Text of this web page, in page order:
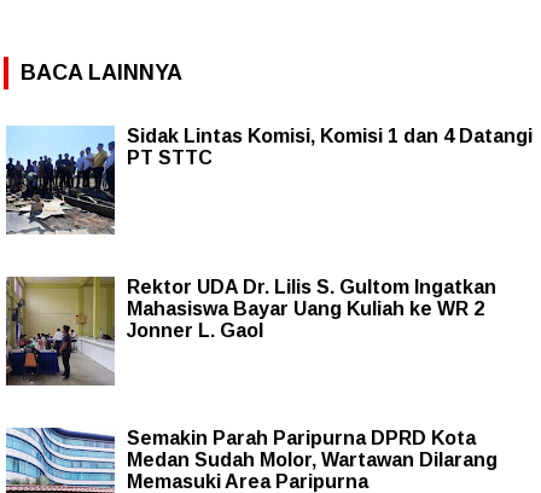
BACA LAINNYA
Sidak Lintas Komisi, Komisi 1 dan 4 Datangi
PT STTC
Rektor UDA Dr. Lilis S. Gultom Ingatkan
Mahasiswa Bayar Uang Kuliah ke WR 2
Jonner L. Gaol
Semakin Parah Paripurna DPRD Kota
Medan Sudah Molor, Wartawan Dilarang
Memasuki Area Paripurna